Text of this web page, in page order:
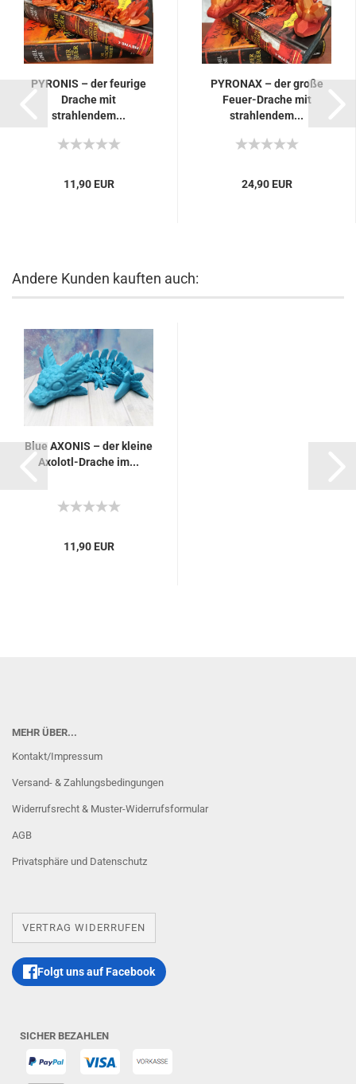
PYRONIS – der feurige
Drache mit
strahlendem...
11,90 EUR
PYRONAX – der große
Feuer-Drache mit
strahlendem...
24,90 EUR
Andere Kunden kauften auch:
Blue AXONIS – der kleine
Axolotl-Drache im...
11,90 EUR
MEHR ÜBER...
Kontakt/Impressum
Versand- & Zahlungsbedingungen
Widerrufsrecht & Muster-Widerrufsformular
AGB
Privatsphäre und Datenschutz
VERTRAG WIDERRUFEN
Folgt uns auf Facebook
SICHER BEZAHLEN